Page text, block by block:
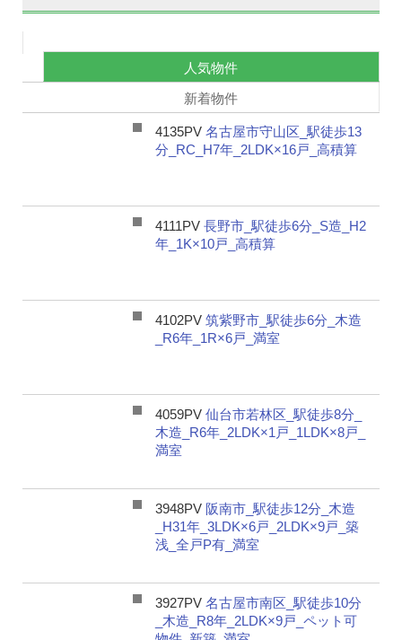
人気物件
新着物件
4135PV 名古屋市守山区_駅徒歩13
分_RC_H7年_2LDK×16戸_高積算
4111PV 長野市_駅徒歩6分_S造_H2
年_1K×10戸_高積算
4102PV 筑紫野市_駅徒歩6分_木造
_R6年_1R×6戸_満室
4059PV 仙台市若林区_駅徒歩8分_
木造_R6年_2LDK×1戸_1LDK×8戸_
満室
3948PV 阪南市_駅徒歩12分_木造
_H31年_3LDK×6戸_2LDK×9戸_築
浅_全戸P有_満室
3927PV 名古屋市南区_駅徒歩10分
_木造_R8年_2LDK×9戸_ペット可